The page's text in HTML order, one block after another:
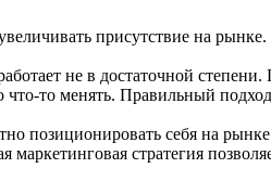
присутствие на
не в достаточной
то менять. Правильный
позиционировать себя на
стратегия